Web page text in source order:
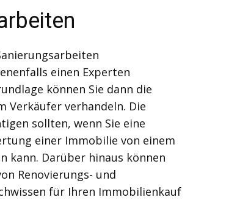
einen Experten
können Sie dann die
Verkäufer verhandeln. Die
sollten, wenn Sie eine
einer Immobilie von einem
kann. Darüber hinaus können
Renovierungs- und
für Ihren Immobilienkauf